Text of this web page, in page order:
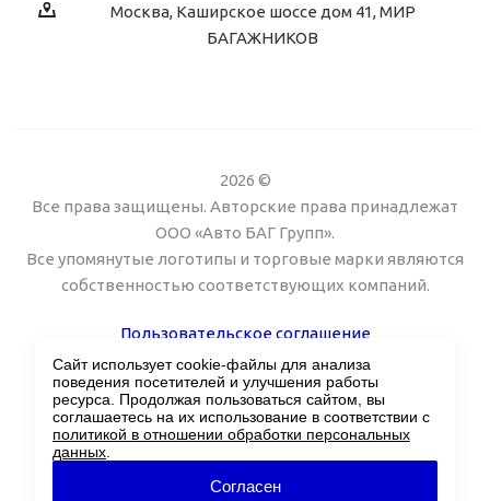
Москва, Каширское шоссе дом 41, МИР
БАГАЖНИКОВ
2026 ©
Все права защищены. Авторские права принадлежат
ООО «Авто БАГ Групп».
Все упомянутые логотипы и торговые марки являются
собственностью соответствующих компаний.
Пользовательское соглашение
Поддержка сайта Twin px
Сайт использует cookie-файлы для анализа
поведения посетителей и улучшения работы
ресурса. Продолжая пользоваться сайтом, вы
соглашаетесь на их использование в соответствии с
политикой в отношении обработки персональных
данных
Согласен